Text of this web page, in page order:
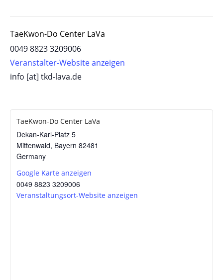
TaeKwon-Do Center LaVa
0049 8823 3209006
Veranstalter-Website anzeigen
info [at] tkd-lava.de
TaeKwon-Do Center LaVa
Dekan-Karl-Platz 5
Mittenwald, Bayern 82481
Germany
Google Karte anzeigen
0049 8823 3209006
Veranstaltungsort-Website anzeigen